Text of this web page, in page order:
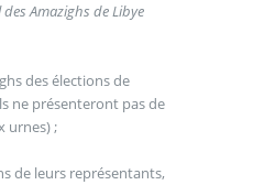
Amazighs de Libye
des élections de
ne présenteront pas de
urnes) ;
de leurs représentants,